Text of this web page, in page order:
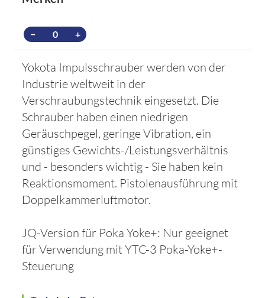
− +
Yokota Impulsschrauber werden von der
Industrie weltweit in der
Verschraubungstechnik eingesetzt. Die
Schrauber haben einen niedrigen
Geräuschpegel, geringe Vibration, ein
günstiges Gewichts-/Leistungsverhältnis
und - besonders wichtig - Sie haben kein
Reaktionsmoment. Pistolenausführung mit
Doppelkammerluftmotor.
JQ-Version für Poka Yoke+: Nur geeignet
für Verwendung mit YTC-3 Poka-Yoke+-
Steuerung